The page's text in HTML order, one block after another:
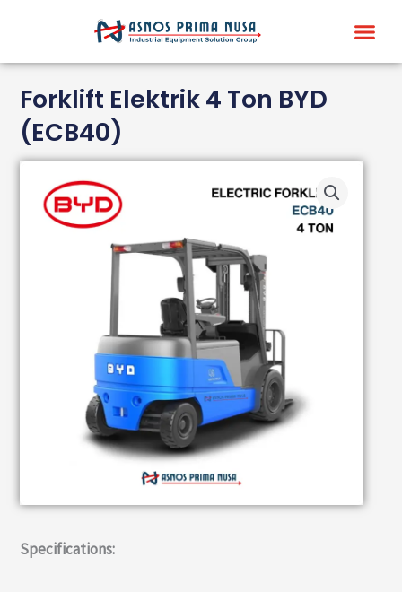
content
Forklift Elektrik 4 Ton BYD
(ECB40)
Specifications: